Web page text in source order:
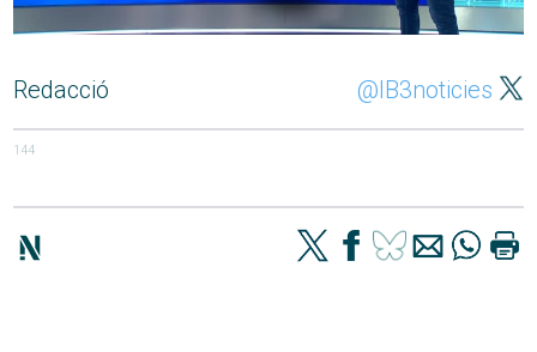
Redacció @IB3noticies
144